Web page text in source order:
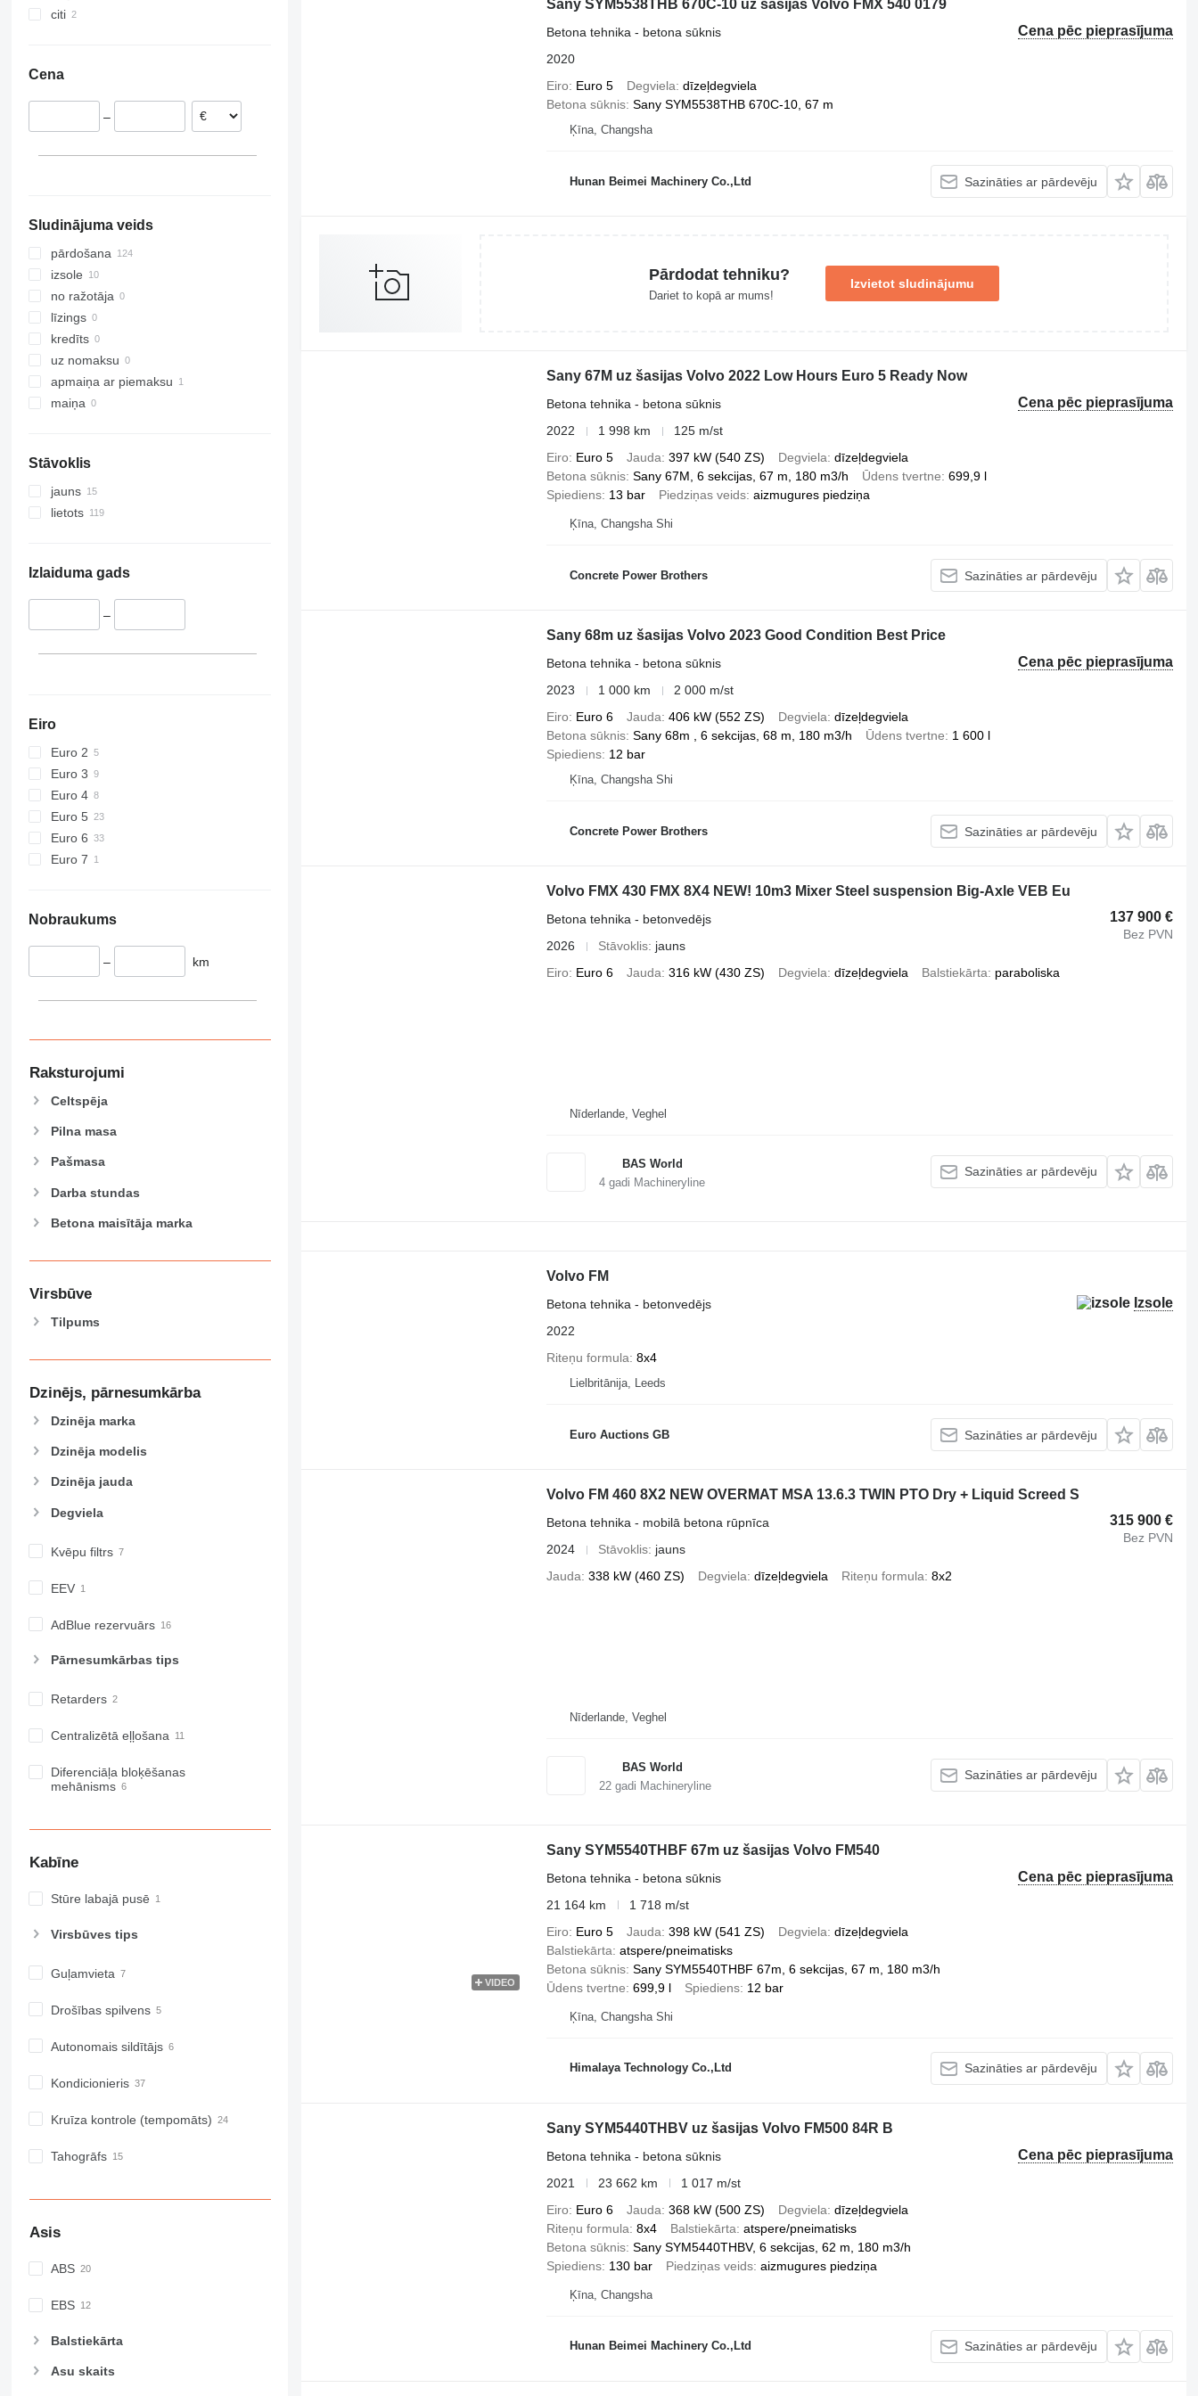
FM 500
Lielbritānija
Rumānija
citi
Cena
–
Sludinājuma veids
pārdošana
izsole
no ražotāja
līzings
kredīts
uz nomaksu
apmaiņa ar piemaksu
maiņa
Stāvoklis
jauns
lietots
Izlaiduma gads
–
Eiro
Euro 2
Euro 3
Euro 4
Euro 5
Euro 6
Euro 7
Nobraukums
– km
Raksturojumi
Celtspēja
Pilna masa
Pašmasa
Darba stundas
Betona maisītāja marka
Virsbūve
Tilpums
Dzinējs, pārnesumkārba
Dzinēja marka
Dzinēja modelis
Dzinēja jauda
Degviela
Kvēpu filtrs
EEV
AdBlue rezervuārs
Pārnesumkārbas tips
Retarders
Centralizētā eļļošana
Diferenciāļa bloķēšanas
mehānisms
Kabīne
Stūre labajā pusē
Virsbūves tips
Guļamvieta
Drošības spilvens
Autonomais sildītājs
Kondicionieris
Kruīza kontrole (tempomāts)
Tahogrāfs
Asis
ABS
EBS
Balstiekārta
Asu skaits
Sany SYM5538THB 670C-10 uz šasijas Volvo FMX 540 0179
Cena pēc pieprasījuma
Betona tehnika - betona sūknis
2020
Eiro
Euro 5 Degviela dīzeļdegviela
Betona sūknis Sany SYM5538THB 670C-10, 67 m
Ķīna, Changsha
Hunan Beimei Machinery Co.,Ltd Sazināties ar pārdevēju
Pārdodat tehniku?
Dariet to kopā ar mums!
Izvietot sludinājumu
Sany 67M uz šasijas Volvo 2022 Low Hours Euro 5 Ready Now
Cena pēc pieprasījuma
Betona tehnika - betona sūknis
2022
1 998 km
125 m/st
Eiro
Euro 5 Jauda 397 kW (540 ZS) Degviela dīzeļdegviela
Betona sūknis Sany 67M, 6 sekcijas, 67 m, 180 m3/h Ūdens tvertne 699,9 l
Spiediens 13 bar Piedziņas veids aizmugures piedziņa
Ķīna, Changsha Shi
Concrete Power Brothers Sazināties ar pārdevēju
Sany 68m uz šasijas Volvo 2023 Good Condition Best Price
Cena pēc pieprasījuma
Betona tehnika - betona sūknis
2023
1 000 km
2 000 m/st
Eiro
Euro 6 Jauda 406 kW (552 ZS) Degviela dīzeļdegviela
Betona sūknis Sany 68m , 6 sekcijas, 68 m, 180 m3/h Ūdens tvertne
1 600 l
Spiediens 12 bar
Ķīna, Changsha Shi
Concrete Power Brothers Sazināties ar pārdevēju
Volvo FMX 430 FMX 8X4 NEW! 10m3 Mixer Steel suspension Big-Axle VEB Eu
137 900 €
Bez PVN
Betona tehnika - betonvedējs
2026
Stāvoklis jauns
Eiro
Euro 6 Jauda 316 kW (430 ZS) Degviela dīzeļdegviela Balstiekārta paraboliska
Nīderlande, Veghel
BAS World
4gadi Machineryline
Sazināties ar pārdevēju
Volvo FM
Izsole
Betona tehnika - betonvedējs
2022
Riteņu formula 8x4
Lielbritānija, Leeds
Euro Auctions GB Sazināties ar pārdevēju
Volvo FM 460 8X2 NEW OVERMAT MSA 13.6.3 TWIN PTO Dry + Liquid Screed S
315 900 €
Bez PVN
Betona tehnika - mobilā betona rūpnīca
2024
Stāvoklis jauns
Jauda 338 kW (460 ZS) Degviela dīzeļdegviela Riteņu formula 8x2
Nīderlande, Veghel
BAS World
22gadi Machineryline
Sazināties ar pārdevēju
VIDEO
Sany SYM5540THBF 67m uz šasijas Volvo FM540
Cena pēc pieprasījuma
Betona tehnika - betona sūknis
21 164 km
1 718 m/st
Eiro
Euro 5 Jauda 398 kW (541 ZS) Degviela dīzeļdegviela
Balstiekārta atspere/pneimatisks
Betona sūknis Sany SYM5540THBF 67m, 6 sekcijas, 67 m, 180 m3/h
Ūdens tvertne 699,9 l Spiediens 12 bar
Ķīna, Changsha Shi
Himalaya Technology Co.,Ltd Sazināties ar pārdevēju
Sany SYM5440THBV uz šasijas Volvo FM500 84R B
Cena pēc pieprasījuma
Betona tehnika - betona sūknis
2021
23 662 km
1 017 m/st
Eiro
Euro 6 Jauda 368 kW (500 ZS) Degviela dīzeļdegviela
Riteņu formula 8x4 Balstiekārta atspere/pneimatisks
Betona sūknis Sany SYM5440THBV, 6 sekcijas, 62 m, 180 m3/h
Spiediens 130 bar Piedziņas veids aizmugures piedziņa
Ķīna, Changsha
Hunan Beimei Machinery Co.,Ltd Sazināties ar pārdevēju